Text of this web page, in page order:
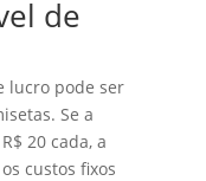
de
lucro pode ser
Se a
20 cada, a
custos fixos